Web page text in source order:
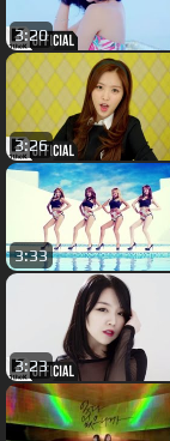
3:20
3:26
3:33
3:23